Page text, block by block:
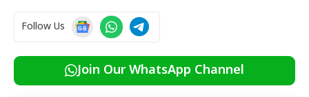
Follow Us
Join Our WhatsApp Channel